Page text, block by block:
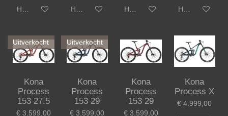
Houd mij op de hoogteHoud mij op de hoogteHoud mij op de hoogteHoud mij op
Uitverkocht
Kona
Process
153 27.5
€ 3.599,00
Uitverkocht
Kona
Process
153 29
€ 3.599,00
Kona
Process
153 29
€ 3.599,00
Kona
Process X
€ 4.999,00